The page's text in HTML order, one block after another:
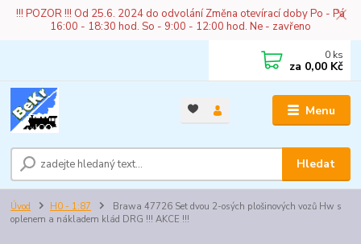
!!! POZOR !!! Od 25.6. 2024 do odvolání Změna otevírací doby Po - Pá
16:00 - 18:30 hod. So - 9:00 - 12:00 hod. Ne - zavřeno
Menu
Hledat
0 ks
za 0,00 Kč
Úvod H0 - 1:87
Brawa 47726 Set dvou 2-osých plošinových vozů Hw s
oplenem a nákladem klád DRG !!! AKCE !!!